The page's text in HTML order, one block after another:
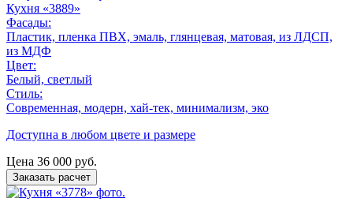
Кухня «3889»
Фасады:
Пластик, пленка ПВХ, эмаль, глянцевая, матовая, из ЛДСП,
из МДФ
Цвет:
Белый, светлый
Стиль:
Современная, модерн, хай-тек, минимализм, эко
Доступна в любом цвете и размере
Цена 36 000 руб.
Заказать расчет